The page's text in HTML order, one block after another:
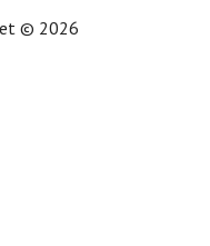
© 2026